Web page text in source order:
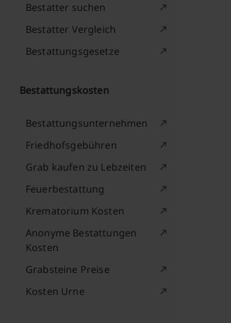
Bestatter suchen
Bestatter Vergleich
Bestattungsgesetze
Bestattungskosten
Bestattungsunternehmen
Friedhofsgebühren
Grab kaufen zu Lebzeiten
Feuerbestattung
Krematorium Kosten
Anonyme Bestattungen
Kosten
Grabsteine Preise
Kosten Urne